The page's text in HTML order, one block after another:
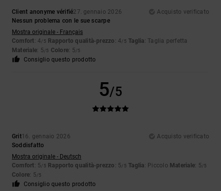
Client anonyme vérifié27. gennaio 2026
Acquisto verificato
Nessun problema con le sue scarpe
Mostra originale - Français
Comfort: 4/5 Rapporto qualità-prezzo : 4/5 Taglia: Taglia perfetta
Materiale: 5/5 Colore: 5/5
Consiglio questo prodotto
5/5
Grit16. gennaio 2026
Acquisto verificato
Soddisfatto
Mostra originale - Deutsch
Comfort: 5/5 Rapporto qualità-prezzo : 5/5 Taglia: Piccolo Materiale: 5/5
Colore: 5/5
Consiglio questo prodotto